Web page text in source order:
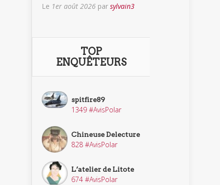
Le 1er août 2026 par sylvain3
TOP
ENQUÊTEURS
spitfire89
1349 #AvisPolar
Chineuse Delecture
828 #AvisPolar
L’atelier de Litote
674 #AvisPolar